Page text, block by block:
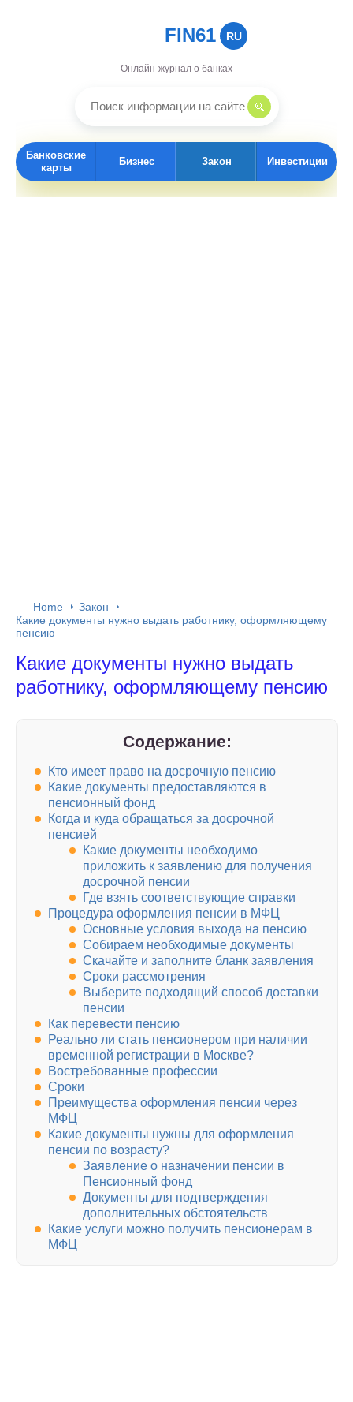
FIN61 RU
Онлайн-журнал о банках
Банковские
карты
Бизнес Закон Инвестиции
Home
Закон
Какие документы нужно выдать работнику, оформляющему
пенсию
Какие документы нужно выдать
работнику, оформляющему пенсию
Содержание:
Кто имеет право на досрочную пенсию
Какие документы предоставляются в
пенсионный фонд
Когда и куда обращаться за досрочной
пенсией
Какие документы необходимо
приложить к заявлению для получения
досрочной пенсии
Где взять соответствующие справки
Процедура оформления пенсии в МФЦ
Основные условия выхода на пенсию
Собираем необходимые документы
Скачайте и заполните бланк заявления
Сроки рассмотрения
Выберите подходящий способ доставки
пенсии
Как перевести пенсию
Реально ли стать пенсионером при наличии
временной регистрации в Москве?
Востребованные профессии
Сроки
Преимущества оформления пенсии через
МФЦ
Какие документы нужны для оформления
пенсии по возрасту?
Заявление о назначении пенсии в
Пенсионный фонд
Документы для подтверждения
дополнительных обстоятельств
Какие услуги можно получить пенсионерам в
МФЦ